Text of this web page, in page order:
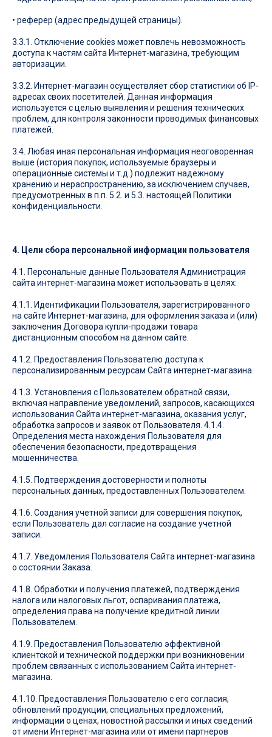
• реферер (адрес предыдущей страницы).
3.3.1. Отключение cookies может повлечь невозможность
доступа к частям сайта Интернет-магазина, требующим
авторизации.
3.3.2. Интернет-магазин осуществляет сбор статистики об IP-
адресах своих посетителей. Данная информация
используется с целью выявления и решения технических
проблем, для контроля законности проводимых финансовых
платежей.
3.4. Любая иная персональная информация неоговоренная
выше (история покупок, используемые браузеры и
операционные системы и т.д.) подлежит надежному
хранению и нераспространению, за исключением случаев,
предусмотренных в п.п. 5.2. и 5.3. настоящей Политики
конфиденциальности.
4. Цели сбора персональной информации пользователя
4.1. Персональные данные Пользователя Администрация
сайта интернет-магазина может использовать в целях:
4.1.1. Идентификации Пользователя, зарегистрированного
на сайте Интернет-магазина, для оформления заказа и (или)
заключения Договора купли-продажи товара
дистанционным способом на данном сайте.
4.1.2. Предоставления Пользователю доступа к
персонализированным ресурсам Сайта интернет-магазина.
4.1.3. Установления с Пользователем обратной связи,
включая направление уведомлений, запросов, касающихся
использования Сайта интернет-магазина, оказания услуг,
обработка запросов и заявок от Пользователя. 4.1.4.
Определения места нахождения Пользователя для
обеспечения безопасности, предотвращения
мошенничества.
4.1.5. Подтверждения достоверности и полноты
персональных данных, предоставленных Пользователем.
4.1.6. Создания учетной записи для совершения покупок,
если Пользователь дал согласие на создание учетной
записи.
4.1.7. Уведомления Пользователя Сайта интернет-магазина
о состоянии Заказа.
4.1.8. Обработки и получения платежей, подтверждения
налога или налоговых льгот, оспаривания платежа,
определения права на получение кредитной линии
Пользователем.
4.1.9. Предоставления Пользователю эффективной
клиентской и технической поддержки при возникновении
проблем связанных с использованием Сайта интернет-
магазина.
4.1.10. Предоставления Пользователю с его согласия,
обновлений продукции, специальных предложений,
информации о ценах, новостной рассылки и иных сведений
от имени Интернет-магазина или от имени партнеров